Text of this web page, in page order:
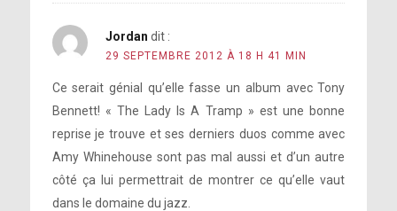
Jordan dit :
29 SEPTEMBRE 2012 À 18 H 41 MIN
Ce serait génial qu’elle fasse un album avec Tony
Bennett! « The Lady Is A Tramp » est une bonne
reprise je trouve et ses derniers duos comme avec
Amy Whinehouse sont pas mal aussi et d’un autre
côté ça lui permettrait de montrer ce qu’elle vaut
dans le domaine du jazz.